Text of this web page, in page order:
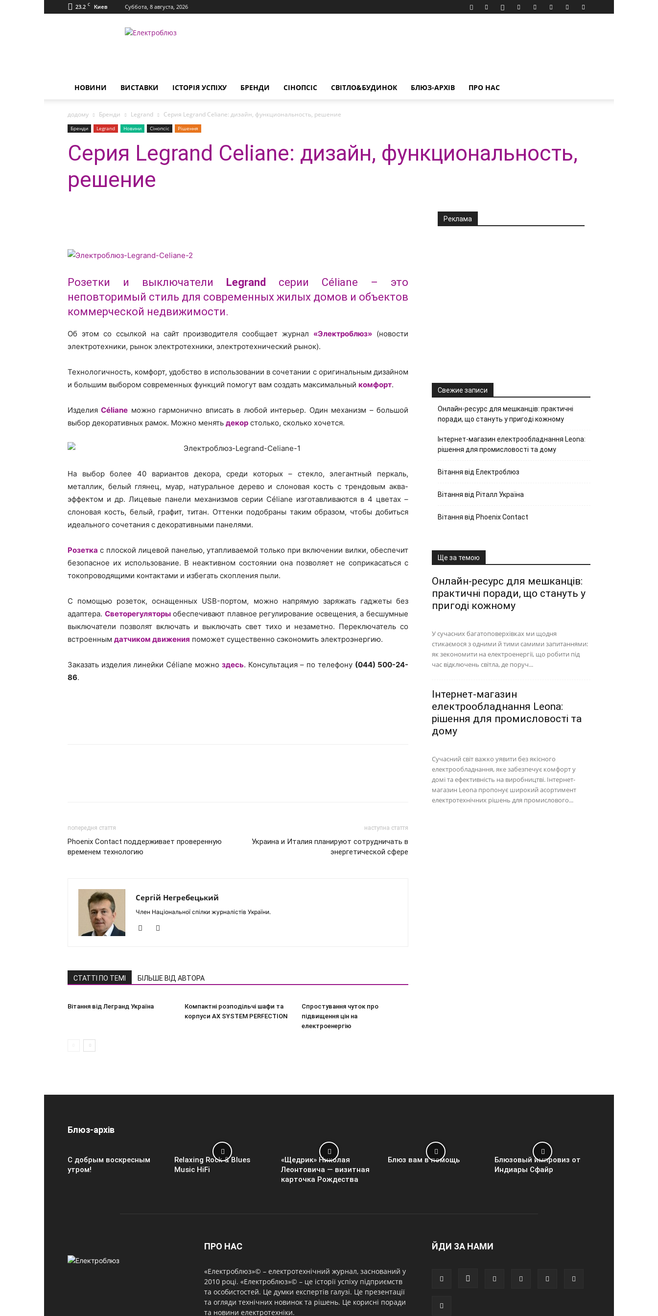
23.2 C Киев Суббота, 8 августа, 2026
Електроблюз
НОВИНИ ВИСТАВКИ ІСТОРІЯ УСПІХУ БРЕНДИ СІНОПСІС СВІТЛО&БУДИНОК БЛЮЗ-АРХІВ ПРО НАС
додому Бренди Legrand Серия Legrand Celiane: дизайн, функциональность, решение
Бренди Legrand Новини Сінопсіс Рішення
Серия Legrand Celiane: дизайн, функциональность,
решение
Розетки и выключатели Legrand
серии Céliane – это
неповторимый стиль для современных жилых домов и объектов
коммерческой недвижимости.
Об этом со ссылкой на сайт производителя сообщает журнал «Электроблюз» (новости
электротехники, рынок электротехники, электротехнический рынок).
Технологичность, комфорт, удобство в использовании в сочетании с оригинальным дизайном
и большим выбором современных функций помогут вам создать максимальный комфорт.
ИзделияCéliane можно гармонично вписать в любой интерьер. Один механизм – большой
выбор декоративных рамок. Можно менять декор столько, сколько хочется.
На выбор более 40 вариантов декора, среди которых – стекло, элегантный перкаль,
металлик, белый глянец, муар, натуральное дерево и слоновая кость с трендовым аква-
эффектом и др. Лицевые панели механизмов серии Céliane изготавливаются в 4 цветах –
слоновая кость, белый, графит, титан. Оттенки подобраны таким образом, чтобы добиться
идеального сочетания с декоративными панелями.
Розетка с плоской лицевой панелью, утапливаемой только при включении вилки, обеспечит
безопасное их использование. В неактивном состоянии она позволяет не соприкасаться с
токопроводящими контактами и избегать скопления пыли.
С помощью розеток, оснащенных USB-портом, можно напрямую заряжать гаджеты без
адаптера. Светорегуляторыобеспечивают плавное регулирование освещения, а бесшумные
выключатели позволят включать и выключать свет тихо и незаметно. Переключатель со
встроенным датчиком движения поможет существенно сэкономить электроэнергию.
Заказать изделия линейки Céliane можно здесь. Консультация – по телефону (044) 500-24-
86.
попередня стаття
Phoenix Contact поддерживает проверенную
временем технологию
наступна стаття
Украина и Италия планируют сотрудничать в
энергетической сфере
Сергій Негребецький
Член Національної спілки журналістів України.
СТАТТІ ПО ТЕМІ БІЛЬШЕ ВІД АВТОРА
Вітання від Легранд Україна
Компактні розподільчі шафи та
корпуси AX SYSTEM PERFECTION
Спростування чуток про
підвищення цін на
електроенергію
Реклама
Свежие записи
Онлайн-ресурс для мешканців: практичні
поради, що стануть у пригоді кожному
Інтернет-магазин електрообладнання Leona:
рішення для промисловості та дому
Вітання від Електроблюз
Вітання від Ріталл Україна
Вітання від Phoenix Contact
Ще за темою
Онлайн-ресурс для мешканців:
практичні поради, що стануть у
пригоді кожному
У сучасних багатоповерхівках ми щодня
стикаємося з одними й тими самими запитаннями:
як зекономити на електроенергії, що робити під
час відключень світла, де поруч...
Інтернет-магазин
електрообладнання Leona:
рішення для промисловості та
дому
Сучасний світ важко уявити без якісного
електрообладнання, яке забезпечує комфорт у
домі та ефективність на виробництві. Інтернет-
магазин Leona пропонує широкий асортимент
електротехнічних рішень для промислового...
Блюз-архів
С добрым воскресным
утром!
Relaxing Rock & Blues
Music HiFi
«Щедрик» Николая
Леонтовича — визитная
карточка Рождества
Блюз вам в помощь
Блюзовый импровиз от
Индиары Сфайр
ПРО НАС
«Електроблюз»© – електротехнічний журнал, заснований у
2010 році. «Електроблюз»© – це історії успіху підприємств
та особистостей. Це думки експертів галузі. Це презентації
та огляди технічних новинок та рішень. Це корисні поради
та новини електротехніки.
ЙДИ ЗА НАМИ